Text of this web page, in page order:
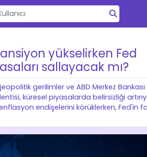
yükselirken Fed
sallayacak mı?
gerilimler ve ABD Merkez Bankası
küresel piyasalarda belirsizliği
endişelerini körüklerken, Fed'in